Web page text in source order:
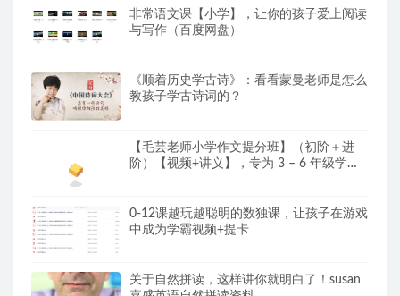
非常语文课【小学】，让你的孩子爱上阅读
与写作（百度网盘）
《顺着历史学古诗》：看看蒙曼老师是怎么
教孩子学古诗词的？
【毛芸老师小学作文提分班】（初阶＋进
阶）【视频+讲义】，专为 3 – 6 年级学员
0-12课越玩越聪明的数独课，让孩子在游戏
中成为学霸视频+提卡
关于自然拼读，这样讲你就明白了！susan